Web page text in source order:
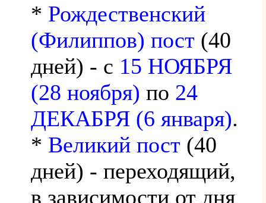
* Рождественский
(Филиппов) пост (40
дней) - с 15 НОЯБРЯ
(28 ноября) по 24
ДЕКАБРЯ (6 января).
* Великий пост (40
дней) - переходящий,
в зависимости от дня